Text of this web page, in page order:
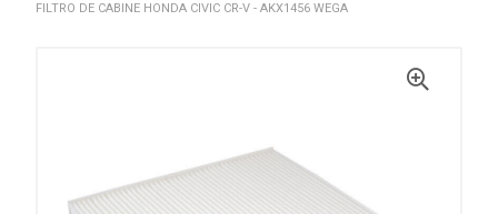
FILTRO DE CABINE HONDA CIVIC CR-V - AKX1456 WEGA